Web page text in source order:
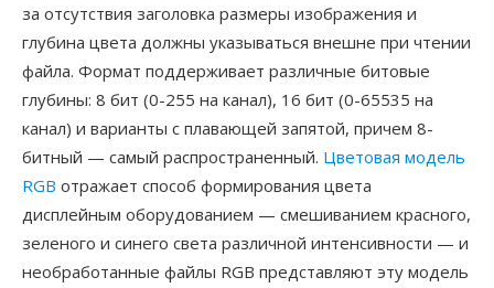
за отсутствия заголовка размеры изображения и
глубина цвета должны указываться внешне при чтении
файла. Формат поддерживает различные битовые
глубины: 8 бит (0-255 на канал), 16 бит (0-65535 на
канал) и варианты с плавающей запятой, причем 8-
битный — самый распространенный. Цветовая модель
RGB отражает способ формирования цвета
дисплейным оборудованием — смешиванием красного,
зеленого и синего света различной интенсивности — и
необработанные файлы RGB представляют эту модель